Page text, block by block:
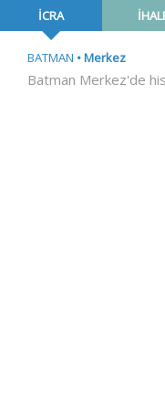
İCRA
BATMAN Merkez
Batman Merkez'de